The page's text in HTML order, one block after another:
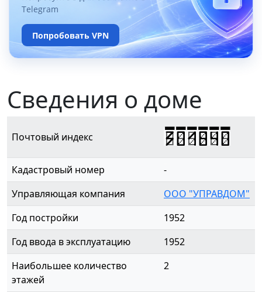
Telegram
Попробовать VPN
Сведения о доме
Почтовый индекс 301840
Кадастровый номер
-
Управляющая компания
ООО "УПРАВДОМ"
Год постройки
1952
Год ввода в эксплуатацию
1952
Наибольшее количество
этажей
2